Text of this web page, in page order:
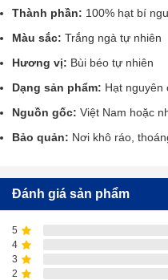
Thành phần: 100% hạt bí
Màu sắc: Trắng ngà tự nhiên
Hương vị: Bùi béo tự nhiên
Dạng sản phẩm: Hạt nguyên
Nguồn gốc: Việt Nam hoặc
Bảo quản: Nơi khô ráo,
Đánh giá sản phẩm
5
4
3
2